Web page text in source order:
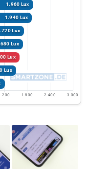
1.960 Lux
1.940 Lux
Lux
Lux
Lux
Lux
1.800 2.400 3.000